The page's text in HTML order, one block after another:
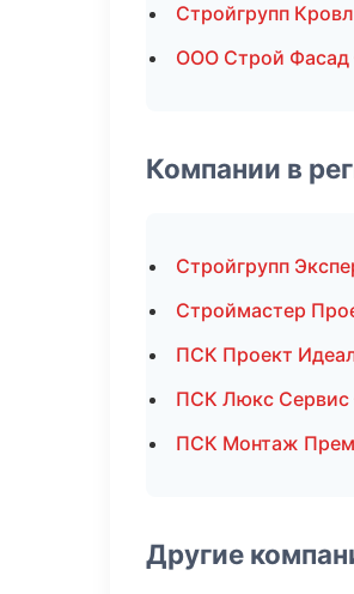
Стройгрупп
ООО Строй
Компании в
Стройгрупп
Строймастер
ПСК Проект
ПСК Люкс Сервис
ПСК Монтаж
Другие